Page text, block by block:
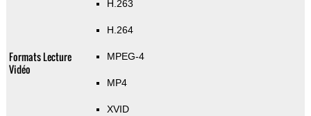
Formats Lecture
Vidéo
H.263
H.264
MPEG-4
MP4
XVID